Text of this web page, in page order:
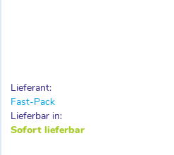
Lieferant:
Fast-Pack
Lieferbar in:
Sofort lieferbar